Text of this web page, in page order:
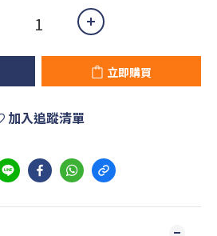
立即購買
加入追蹤清單